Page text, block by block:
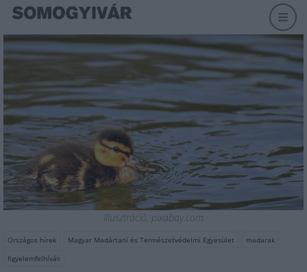
Illusztráció, pixabay.com
Országos hírek Magyar Madártani és Természetvédelmi Egyesület
madarak
figyelemfelhívás